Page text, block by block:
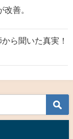
善。
ら聞いた真実！